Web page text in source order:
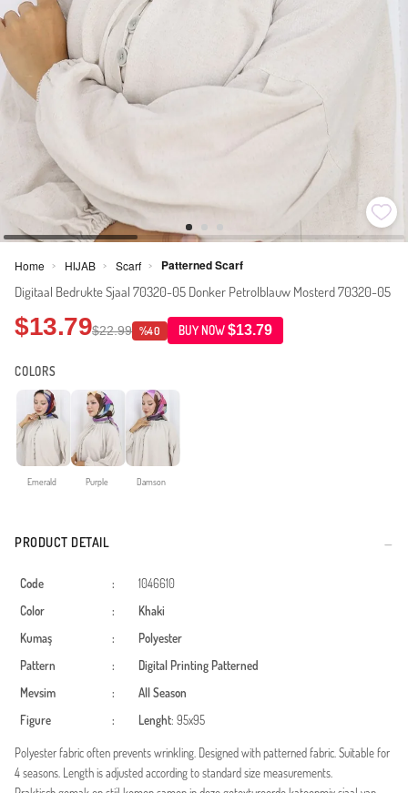
Home > HIJAB > Scarf > Patterned Scarf
Digitaal Bedrukte Sjaal 70320-05 Donker Petrolblauw Mosterd 70320-05
$13.79$22.99 %40 BUY NOW$13.79
COLORS
Emerald Purple Damson
PRODUCT DETAIL
Code :
1046610
Color
:
Khaki
Kumaş
:
Polyester
Pattern
: Digital Printing Patterned
Mevsim
:
All Season
Figure
: Lenght: 95x95
Polyester fabric often prevents wrinkling. Designed with patterned fabric. Suitable for
4 seasons. Length is adjusted according to standard size measurements.